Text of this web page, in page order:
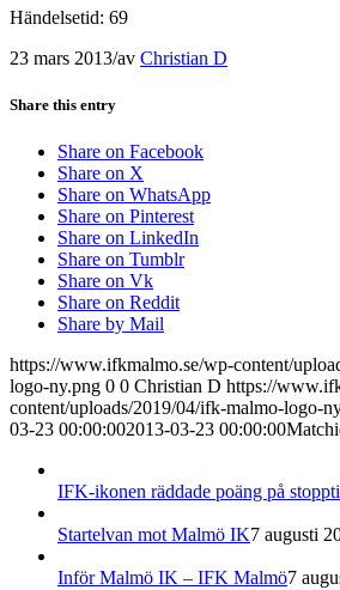
Händelsetid: 69
23 mars 2013/av Christian D
Share this entry
Share on Facebook
Share on X
Share on WhatsApp
Share on Pinterest
Share on LinkedIn
Share on Tumblr
Share on Vk
Share on Reddit
Share by Mail
https://www.ifkmalmo.se/wp-content/
logo-ny.png 0 0 Christian D https://
content/uploads/2019/04/ifk-malmo-logo-
03-23 00:00:002013-03-23 00:00:00
IFK-ikonen räddade poäng på
Startelvan mot Malmö IK7 augusti
Inför Malmö IK – IFK Malmö7